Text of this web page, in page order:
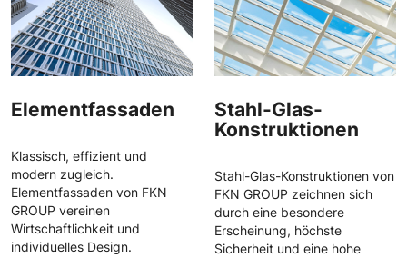
Elementfassaden
Klassisch, effizient und
modern zugleich.
Elementfassaden von FKN
GROUP vereinen
Wirtschaftlichkeit und
individuelles Design.
Stahl-Glas-
Konstruktionen
Stahl-Glas-Konstruktionen von
FKN GROUP zeichnen sich
durch eine besondere
Erscheinung, höchste
Sicherheit und eine hohe